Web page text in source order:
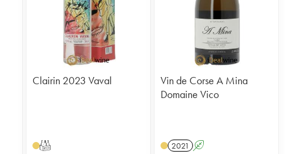
Clairin 2023 Vaval
T
Vin de Corse A Mina
Domaine Vico
2021 A